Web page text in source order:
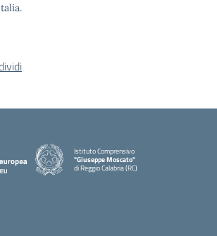
Istituto Comprensivo
"Giuseppe Moscato"
di Reggio Calabria (RC)
— Visita la pagina iniziale della scuola